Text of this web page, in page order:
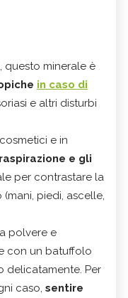
, questo minerale è
in caso di
e altri disturbi
e in
e gli
per contrastare la
piedi, ascelle,
polvere e
con un batuffolo
delicatamente. Per
caso, sentire